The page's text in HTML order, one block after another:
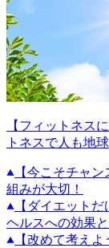
【フィットネス
トネスで人も地
【今こそチャ
組みが大切！
【ダイエット
ヘルスへの効果と
【改めて考え